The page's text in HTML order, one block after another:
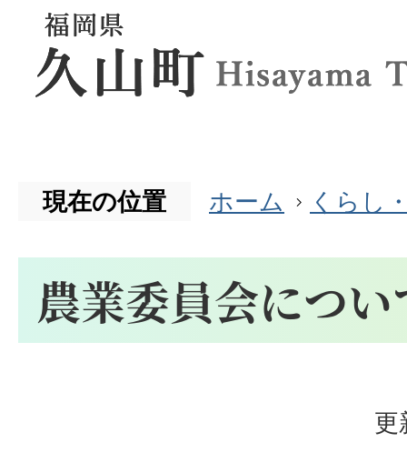
現在の位置 ホーム くらし
農業委員会につい
更